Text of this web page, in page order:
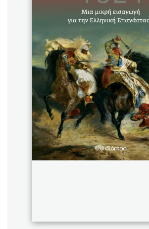
Sebastian Fitzek
Playlist
Στέφανος Ξενάκης